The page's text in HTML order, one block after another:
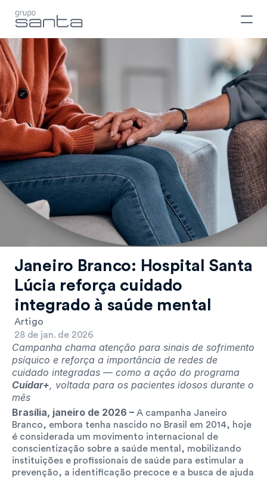
Janeiro Branco: Hospital Santa
Lúcia reforça cuidado
integrado à saúde mental
Artigo
28 de jan. de 2026
Campanha chama atenção para sinais de sofrimento
psíquico e reforça a importância de redes de
Cuidar+, voltada para os pacientes idosos durante o
mês
Brasília, janeiro de 2026 – A campanha Janeiro
Branco, embora tenha nascido no Brasil em 2014, hoje
é considerada um movimento internacional de
conscientização sobre a saúde mental, mobilizando
instituições e profissionais de saúde para estimular a
prevenção, a identificação precoce e a busca de ajuda